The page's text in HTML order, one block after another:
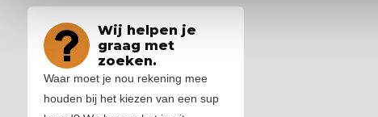
Wij helpen je
graag met
zoeken.
Waar moet je nou rekening mee
houden bij het kiezen van een sup